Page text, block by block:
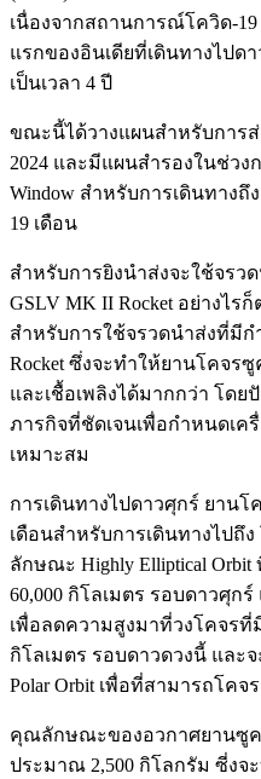
เนื่องจากสถานการณ์โควิด-
แรกของอินเดียที่เดินทางไปด
เป็นเวลา 4 ปี
ขณะนี้ได้วางแผนสำหรับการส่
2024 และมีแผนสำรองในช่วง
Window สำหรับการเดินทาง
19 เดือน
สำหรับการยิงนำส่งจะใช้จรว
GSLV MK II Rocket อย่างไร
สำหรับการใช้จรวดนำส่งที่มีก
Rocket ซึ่งจะทำให้ยานโคจร
และเชื้อเพลิงได้มากกว่า โด
ภารกิจที่ชัดเจนเพื่อกำหนดเค
เหมาะสม
การเดินทางไปดาวศุกร์ ยาน
เดือนสำหรับการเดินทางไปถึ
ลักษณะ Highly Elliptical
60,000 กิโลเมตร รอบดาวศุก
เพื่อลดความสูงมาที่วงโคจรที่
กิโลเมตร รอบดาวดวงนี้ และ
Polar Orbit เพื่อที่สามารถโค
คุณลักษณะของอวกาศยานซู
ประมาณ 2,500 กิโลกรัม ซี่งจ